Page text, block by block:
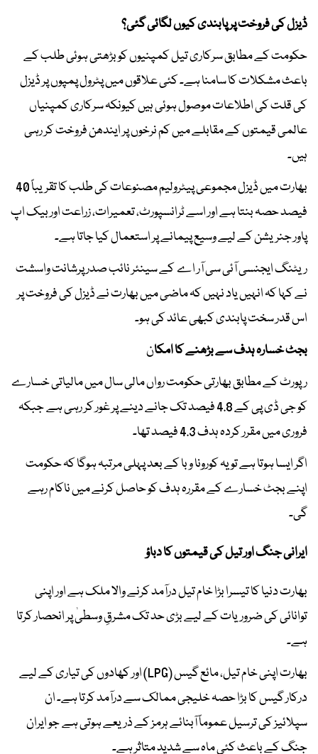
ڈیزل کی فروخت پر پابندی کیوں لگائی گئی؟
حکومت کے مطابق سرکاری تیل کمپنیوں کو بڑھتی ہوئی طلب کے
باعث مشکلات کا سامنا ہے۔ کئی علاقوں میں پٹرول پمپوں پر ڈیزل
کی قلت کی اطلاعات موصول ہوئی ہیں کیونکہ سرکاری کمپنیاں
عالمی قیمتوں کے مقابلے میں کم نرخوں پر ایندھن فروخت کر رہی
ہیں۔
بھارت میں ڈیزل مجموعی پیٹرولیم مصنوعات کی طلب کا تقریباً 40
فیصد حصہ بنتا ہے اور اسے ٹرانسپورٹ، تعمیرات، زراعت اور بیک اپ
پاور جنریشن کے لیے وسیع پیمانے پر استعمال کیا جاتا ہے۔
ریٹنگ ایجنسی آئی سی آر اے کے سینئر نائب صدر پرشانت واسشت
نے کہا کہ انہیں یاد نہیں کہ ماضی میں بھارت نے ڈیزل کی فروخت پر
اس قدر سخت پابندی کبھی عائد کی ہو۔
بجٹ خسارہ ہدف سے بڑھنے کا امکان
رپورٹ کے مطابق بھارتی حکومت رواں مالی سال میں مالیاتی خسارے
کو جی ڈی پی کے 4.8 فیصد تک جانے دینے پر غور کر رہی ہے جبکہ
فروری میں مقرر کردہ ہدف 4.3 فیصد تھا۔
اگر ایسا ہوتا ہے تو یہ کورونا وبا کے بعد پہلی مرتبہ ہوگا کہ حکومت
اپنے بجٹ خسارے کے مقررہ ہدف کو حاصل کرنے میں ناکام رہے
گی۔
ایرانی جنگ اور تیل کی قیمتوں کا دباؤ
بھارت دنیا کا تیسرا بڑا خام تیل درآمد کرنے والا ملک ہے اور اپنی
توانائی کی ضروریات کے لیے بڑی حد تک مشرقِ وسطیٰ پر انحصار کرتا
ہے۔
بھارت اپنی خام تیل، مائع گیس (LPG) اور کھادوں کی تیاری کے لیے
درکار گیس کا بڑا حصہ خلیجی ممالک سے درآمد کرتا ہے۔ ان
سپلائیز کی ترسیل عموماً آبنائے ہرمز کے ذریعے ہوتی ہے جو ایران
جنگ کے باعث کئی ماہ سے شدید متاثر ہے۔